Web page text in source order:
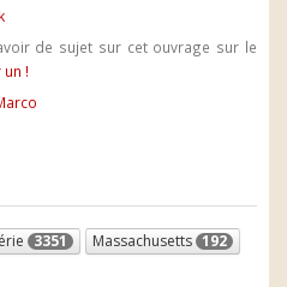
de sujet sur cet ouvrage sur le
!
3351 Massachusetts 192